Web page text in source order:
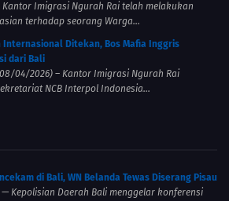
Kantor Imigrasi Ngurah Rai telah melakukan
terhadap seorang Warga...
Internasional Ditekan, Bos Mafia Inggris
dari Bali
04/2026) – Kantor Imigrasi Ngurah Rai
NCB Interpol Indonesia...
di Bali, WN Belanda Tewas Diserang Pisau
Kepolisian Daerah Bali menggelar konferensi